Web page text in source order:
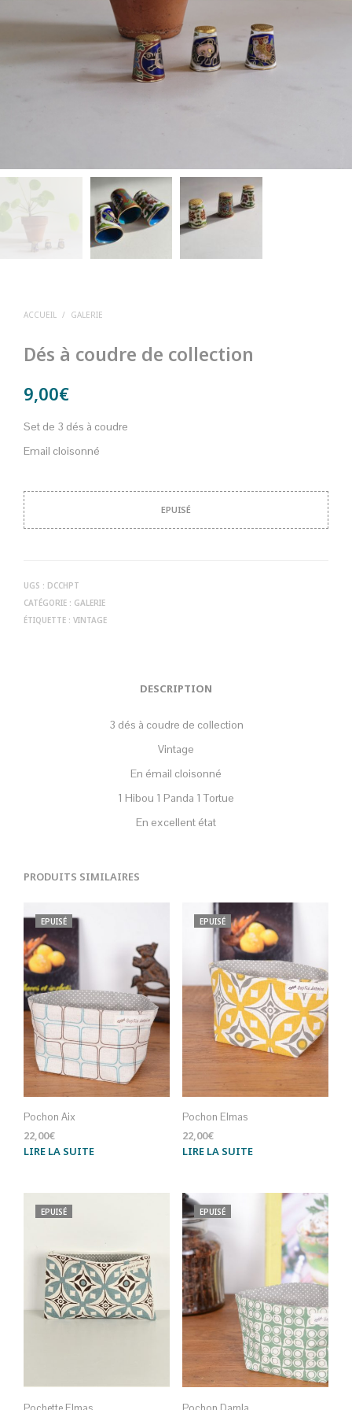
ACCUEIL / GALERIE
Dés à coudre de collection
9,00€
Set de 3 dés à coudre
Email cloisonné
EPUISÉ
UGS : DCCHPT
CATÉGORIE : GALERIE
ÉTIQUETTE : VINTAGE
DESCRIPTION
3 dés à coudre de collection
Vintage
En émail cloisonné
1 Hibou 1 Panda 1 Tortue
En excellent état
PRODUITS SIMILAIRES
EPUISÉ
Pochon Aix
22,00€
LIRE LA SUITE
EPUISÉ
Pochon Elmas
22,00€
LIRE LA SUITE
EPUISÉ EPUISÉ